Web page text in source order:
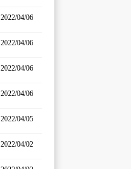
2022/04/06
2022/04/06
2022/04/06
2022/04/06
2022/04/05
2022/04/02